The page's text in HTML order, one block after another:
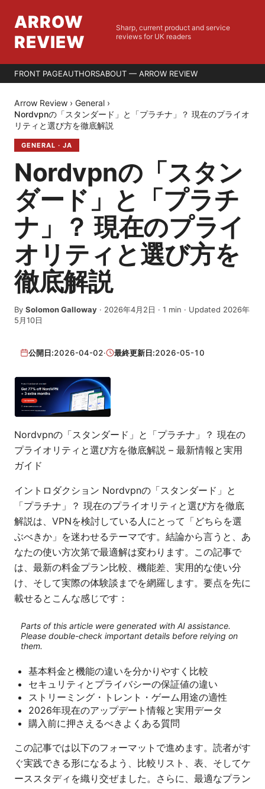
ARROW
REVIEW
Sharp, current product and service
reviews for UK readers
FRONT PAGEAUTHORSABOUT — ARROW REVIEW
Arrow Review › General ›
Nordvpnの「スタンダード」と「プラチナ」？ 現在のプライオ
リティと選び方を徹底解説
GENERAL · JA
Nordvpnの「スタン
ダード」と「プラチ
ナ」？ 現在のプライ
オリティと選び方を
徹底解説
By Solomon Galloway · 2026年4月2日 · 1 min · Updated 2026年
5月10日
公開日:2026-04-02· 最終更新日:2026-05-10
Nordvpnの「スタンダード」と「プラチナ」？ 現在の
プライオリティと選び方を徹底解説 – 最新情報と実用
ガイド
イントロダクション Nordvpnの「スタンダード」と
「プラチナ」？ 現在のプライオリティと選び方を徹底
解説は、VPNを検討している人にとって「どちらを選
ぶべきか」を迷わせるテーマです。結論から言うと、あ
なたの使い方次第で最適解は変わります。この記事で
は、最新の料金プラン比較、機能差、実用的な使い分
け、そして実際の体験談までを網羅します。要点を先に
載せるとこんな感じです：
Parts of this article were generated with AI assistance.
Please double-check important details before relying on
them.
基本料金と機能の違いを分かりやすく比較
セキュリティとプライバシーの保証値の違い
ストリーミング・トレント・ゲーム用途の適性
2026年現在のアップデート情報と実用データ
購入前に押さえるべきよくある質問
この記事では以下のフォーマットで進めます。読者がす
ぐ実践できる形になるよう、比較リスト、表、そしてケ
ーススタディを織り交ぜました。さらに、最適なプラン